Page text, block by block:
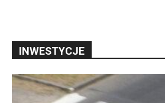
INWESTYCJE